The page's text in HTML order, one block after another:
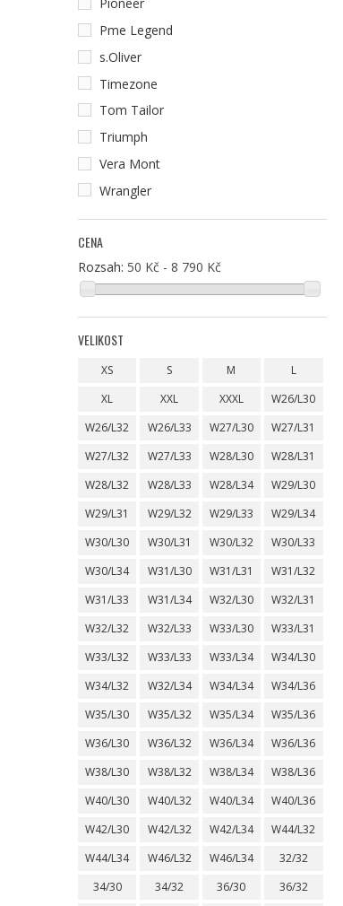
Pme Legend
s.Oliver
Timezone
Tom Tailor
Triumph
Vera Mont
Wrangler
CENA
Rozsah: 50 Kč - 8 790 Kč
VELIKOST
XS S M
L
XL
XXL XXXL
W26/L30
W26/L32
W26/L33 W27/L30
W27/L31
W27/L32
W27/L33 W28/L30
W28/L31
W28/L32
W28/L33 W28/L34
W29/L30
W29/L31
W29/L32 W29/L33
W29/L34
W30/L30
W30/L31 W30/L32
W30/L33
W30/L34
W31/L30 W31/L31
W31/L32
W31/L33
W31/L34 W32/L30
W32/L31
W32/L32
W32/L33 W33/L30
W33/L31
W33/L32
W33/L33 W33/L34
W34/L30
W34/L32
W32/L34 W34/L34
W34/L36
W35/L30
W35/L32 W35/L34
W35/L36
W36/L30
W36/L32 W36/L34
W36/L36
W38/L30
W38/L32 W38/L34
W38/L36
W40/L30
W40/L32 W40/L34
W40/L36
W42/L30
W42/L32 W42/L34
W44/L32
W44/L34
W46/L32 W46/L34
32/32
34/30
34/32 36/30
36/32